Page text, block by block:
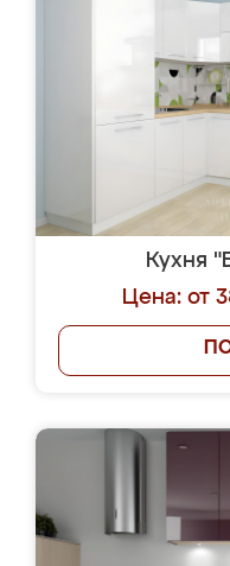
Кухня
Цена: от